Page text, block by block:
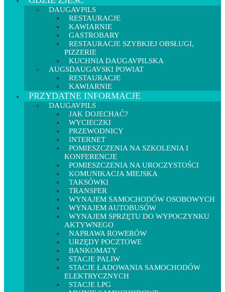
DAUGAVPILS
RESTAURACJE
KAWIARNIE
GASTROBARY
RESTAURACJE SZYBKIEJ OBSŁUGI,
PIZZERIE
KUCHNIA DAUGAVPILSKA
AUGSDAUGAVSKI POWIAT
RESTAURACJE
KAWIARNIE
PRZYDATNE INFORMACJE
DAUGAVPILS
JAK DOJECHAĆ?
WYCIECZKI
PRZEWODNICY
INTERNET
POMIESZCZENIA NA SZKOLENIA I
KONFERENCJE
POMIESZCZENIA NA UROCZYSTOŚCI
KOMUNIKACJA MIEJSKA
TAKSÓWKI
TRANSFER
WYNAJEM SAMOCHODÓW OSOBOWYCH
WYNAJEM AUTOBUSÓW
WYNAJEM SPRZĘTU DO WYPOCZYNKU
AKTYWNEGO
NAPRAWA ROWERÓW
URZĘDY POCZTOWE
BANKOMATY
STACJE PALIW
STACJE ŁADOWANIA SAMOCHODÓW
ELEKTRYCZNYCH
STACJE LPG